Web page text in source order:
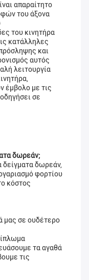
απαραίτητο
του άξονα
του κινητήρα
κατάλληλες
και
αυτός
λειτουργία
έμβολο με τις
σε
δωρεάν;
δωρεάν,
φορτίου
κόστος
μας σε ουδέτερο
τα αγαθά
τις